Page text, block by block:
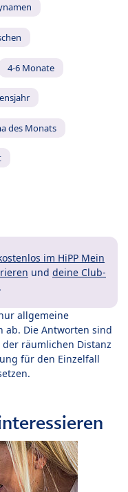
4-6 Monate
des Monats
im HiPP Mein
und deine Club-
allgemeine
ab. Die Antworten sind
räumlichen Distanz
für den Einzelfall